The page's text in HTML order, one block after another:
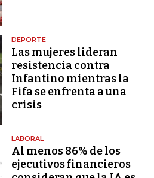
DEPORTE
Las mujeres lideran
resistencia contra
Infantino mientras la
Fifa se enfrenta a una
crisis
LABORAL
Al menos 86% de los
ejecutivos financieros